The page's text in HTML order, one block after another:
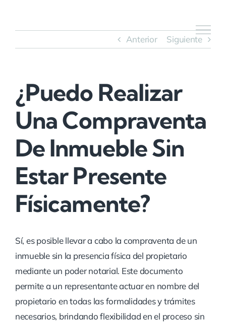
Anterior Siguiente
¿Puedo Realizar
Una Compraventa
De Inmueble Sin
Estar Presente
Físicamente?
Sí, es posible llevar a cabo la compraventa de un
inmueble sin la presencia física del propietario
mediante un poder notarial. Este documento
permite a un representante actuar en nombre del
propietario en todas las formalidades y trámites
necesarios, brindando flexibilidad en el proceso sin